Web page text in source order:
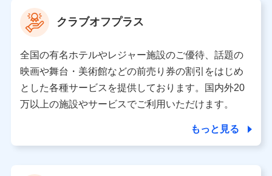
当社は利用目的の達成に必要な範囲内において個人情報
の取り扱いの全部または一部を委託する場合がありま
す。
個人データの共同利用
当社は株式会社NTTドコモとの間で、以下のとおり個
人データを共同利用します。
クラブオフプラス
全国の有名ホテルやレジャー施設のご優待、話題の
映画や舞台・美術館などの前売り券の割引をはじめ
とした各種サービスを提供しております。国内外20
万以上の施設やサービスでご利用いただけます。
もっと見る